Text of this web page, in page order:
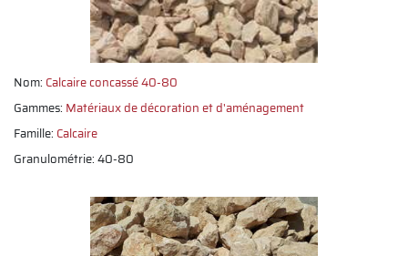
Nom: Calcaire concassé 40-80
Gammes: Matériaux de décoration et d'aménagement
Famille: Calcaire
Granulométrie: 40-80